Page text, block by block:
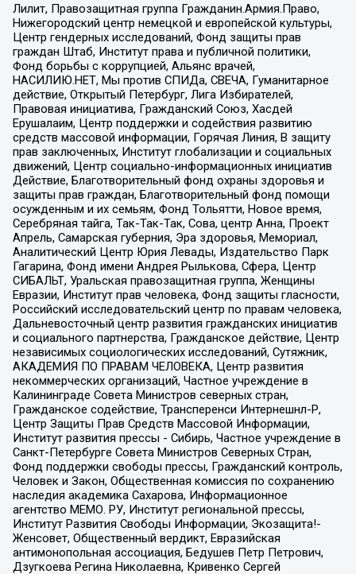
Лилит, Правозащитная группа Гражданин.Армия.Право,
Нижегородский центр немецкой и европейской культуры,
Центр гендерных исследований, Фонд защиты прав
граждан Штаб, Институт права и публичной политики,
Фонд борьбы с коррупцией, Альянс врачей,
НАСИЛИЮ.НЕТ, Мы против СПИДа, СВЕЧА, Гуманитарное
действие, Открытый Петербург, Лига Избирателей,
Правовая инициатива, Гражданский Союз, Хасдей
Ерушалаим, Центр поддержки и содействия развитию
средств массовой информации, Горячая Линия, В защиту
прав заключенных, Институт глобализации и социальных
движений, Центр социально-информационных инициатив
Действие, Благотворительный фонд охраны здоровья и
защиты прав граждан, Благотворительный фонд помощи
осужденным и их семьям, Фонд Тольятти, Новое время,
Серебряная тайга, Так-Так-Так, Сова, центр Анна, Проект
Апрель, Самарская губерния, Эра здоровья, Мемориал,
Аналитический Центр Юрия Левады, Издательство Парк
Гагарина, Фонд имени Андрея Рылькова, Сфера, Центр
СИБАЛЬТ, Уральская правозащитная группа, Женщины
Евразии, Институт прав человека, Фонд защиты гласности,
Российский исследовательский центр по правам человека,
Дальневосточный центр развития гражданских инициатив
и социального партнерства, Гражданское действие, Центр
независимых социологических исследований, Сутяжник,
АКАДЕМИЯ ПО ПРАВАМ ЧЕЛОВЕКА, Центр развития
некоммерческих организаций, Частное учреждение в
Калининграде Совета Министров северных стран,
Гражданское содействие, Трансперенси Интернешнл-Р,
Центр Защиты Прав Средств Массовой Информации,
Институт развития прессы - Сибирь, Частное учреждение в
Санкт-Петербурге Совета Министров Северных Стран,
Фонд поддержки свободы прессы, Гражданский контроль,
Человек и Закон, Общественная комиссия по сохранению
наследия академика Сахарова, Информационное
агентство МЕМО. РУ, Институт региональной прессы,
Институт Развития Свободы Информации, Экозащита!-
Женсовет, Общественный вердикт, Евразийская
антимонопольная ассоциация, Бедушев Петр Петрович,
Дзугкоева Регина Николаевна, Кривенко Сергей